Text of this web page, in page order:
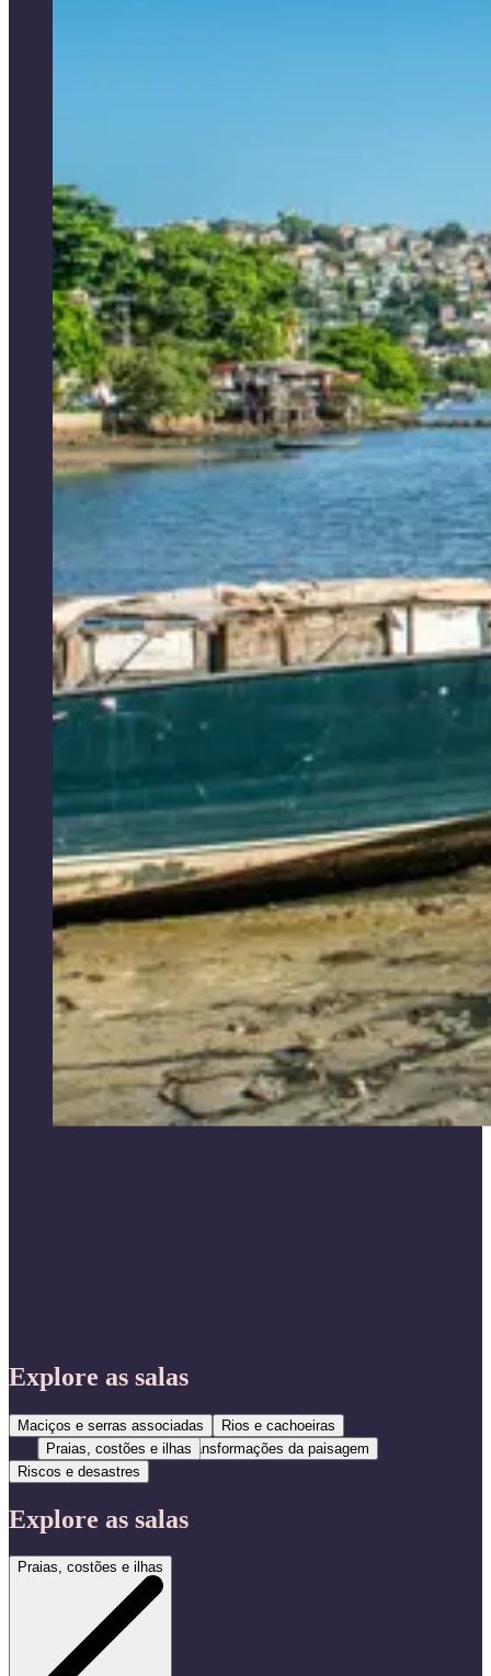
Explore as salas
Maciços e serras associadas
Rios e cachoeiras
Praias, costões e ilhasTransformações da paisagem
Riscos e desastres
Explore as salas
Praias, costões e ilhas